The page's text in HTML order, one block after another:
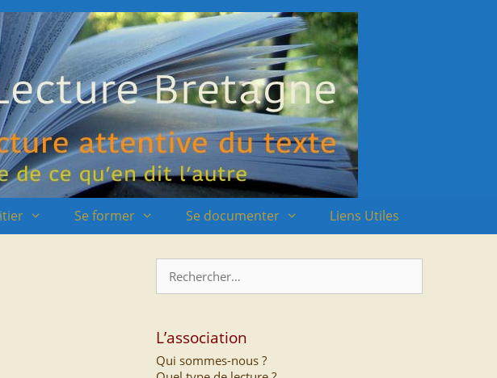
Se former Se documenter Liens Utiles
L’association
Qui sommes-nous ?